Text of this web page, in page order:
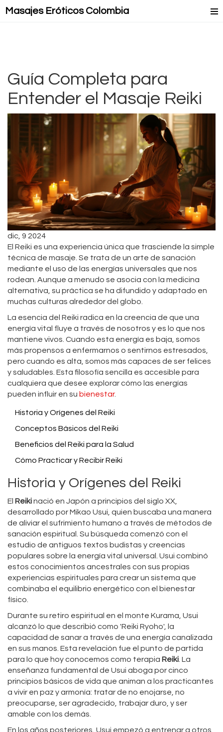
Masajes Eróticos Colombia
Masajes Lésbicos
Masaje Lingam
Guía Completa para
Entender el Masaje Reiki
dic, 9 2024
El Reiki es una experiencia única que trasciende la simple
técnica de masaje. Se trata de un arte de sanación
mediante el uso de las energías universales que nos
rodean. Aunque a menudo se asocia con la medicina
alternativa, su práctica se ha difundido y adaptado en
muchas culturas alrededor del globo.
La esencia del Reiki radica en la creencia de que una
energía vital fluye a través de nosotros y es lo que nos
mantiene vivos. Cuando esta energía es baja, somos
más propensos a enfermarnos o sentirnos estresados,
pero cuando es alta, somos más capaces de ser felices
y saludables. Esta filosofía sencilla es accesible para
cualquiera que desee explorar cómo las energías
pueden influir en su bienestar.
Historia y Orígenes del Reiki
Conceptos Básicos del Reiki
Beneficios del Reiki para la Salud
Cómo Practicar y Recibir Reiki
Historia y Orígenes del Reiki
El Reikinació en Japón a principios del siglo XX,
desarrollado por Mikao Usui, quien buscaba una manera
de aliviar el sufrimiento humano a través de métodos de
sanación espiritual. Su búsqueda comenzó con el
estudio de antiguos textos budistas y creencias
populares sobre la energía vital universal. Usui combinó
estos conocimientos ancestrales con sus propias
experiencias espirituales para crear un sistema que
combinaba el equilibrio energético con el bienestar
físico.
Durante su retiro espiritual en el monte Kurama, Usui
alcanzó lo que describió como 'Reiki Ryoho', la
capacidad de sanar a través de una energía canalizada
en sus manos. Esta revelación fue el punto de partida
para lo que hoy conocemos como terapia Reiki . La
enseñanza fundamental de Usui aboga por cinco
principios básicos de vida que animan a los practicantes
a vivir en paz y armonía: tratar de no enojarse, no
preocuparse, ser agradecido, trabajar duro, y ser
amable con los demás.
En los años posteriores, Usui empezó a entrenar a otros